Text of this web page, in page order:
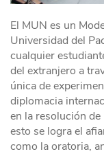
El MUN es un
Universidad del
cualquier
del extranjero a
única de
diplomacia
en la resolución
esto se logra el
como la oratoria,